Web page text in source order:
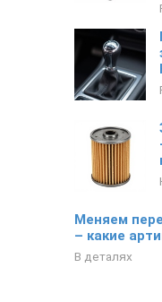
Меняем
– какие
В деталях